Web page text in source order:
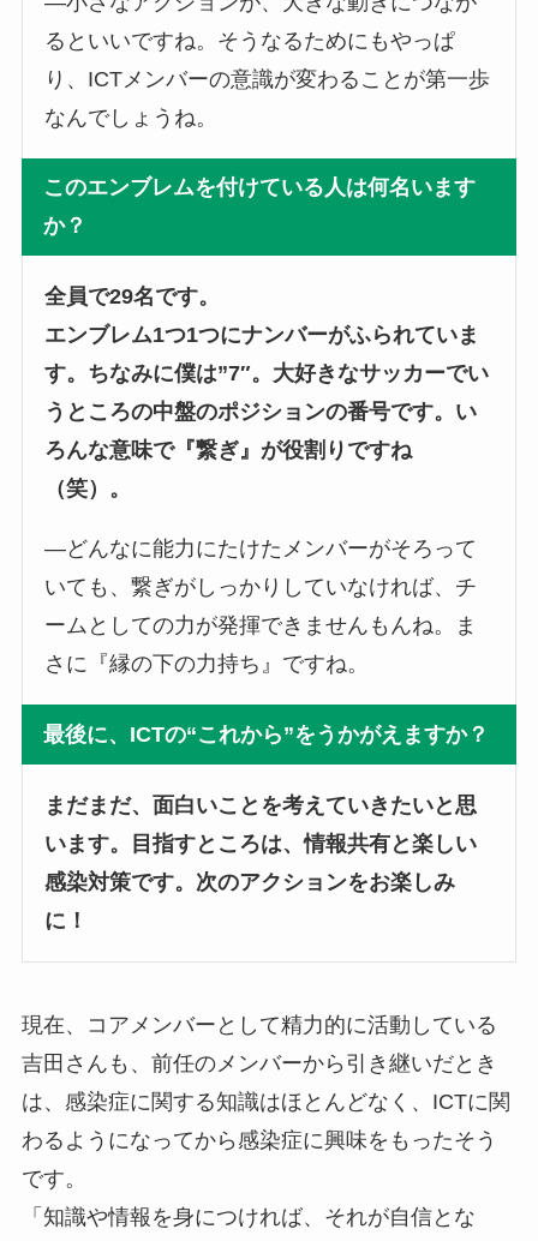
るといいですね。そうなるためにもやっぱ
り、ICTメンバーの意識が変わることが第一歩
なんでしょうね。
このエンブレムを付けている人は何名います
か？
全員で29名です。
エンブレム1つ1つにナンバーがふられていま
す。ちなみに僕は”7″。大好きなサッカーでい
うところの中盤のポジションの番号です。い
ろんな意味で『繋ぎ』が役割りですね
（笑）。
―どんなに能力にたけたメンバーがそろって
いても、繋ぎがしっかりしていなければ、チ
ームとしての力が発揮できませんもんね。ま
さに『縁の下の力持ち』ですね。
最後に、ICTの“これから”をうかがえますか？
まだまだ、面白いことを考えていきたいと思
います。目指すところは、情報共有と楽しい
感染対策です。次のアクションをお楽しみ
に！
現在、コアメンバーとして精力的に活動している
吉田さんも、前任のメンバーから引き継いだとき
は、感染症に関する知識はほとんどなく、ICTに関
わるようになってから感染症に興味をもったそう
です。
「知識や情報を身につければ、それが自信とな